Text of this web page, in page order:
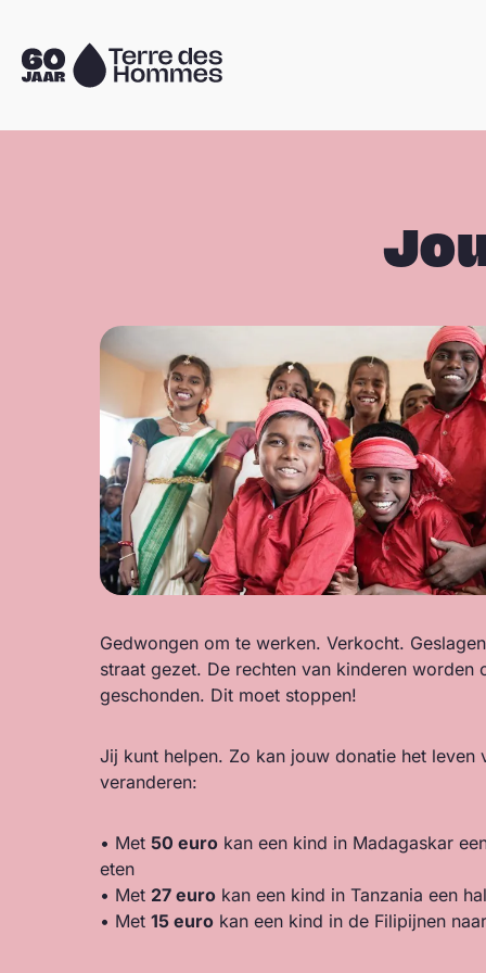
Sla navigatie over
Naar
Gedwongen om te werken. Verkocht.
straat gezet. De rechten van kinderen worden
geschonden. Dit moet stoppen!
Jij kunt helpen. Zo kan jouw donatie het leven
veranderen:
• Met50 euro kan een kind in Madagaskar
eten
• Met 27 euro kan een kind in Tanzania een
• Met15 euro kan een kind in de Filipijnen